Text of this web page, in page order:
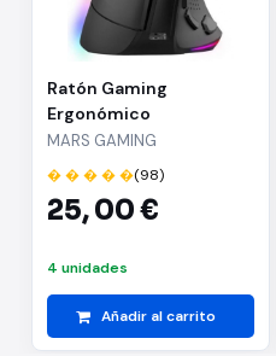
Ratón Gaming
Ergonómico
Inalámbrico Mars
Gaming MM-SK/ Hasta
8400 DPI
MARS GAMING
� � � � �(98)
25,00 €
4 unidades
Añadir al carrito